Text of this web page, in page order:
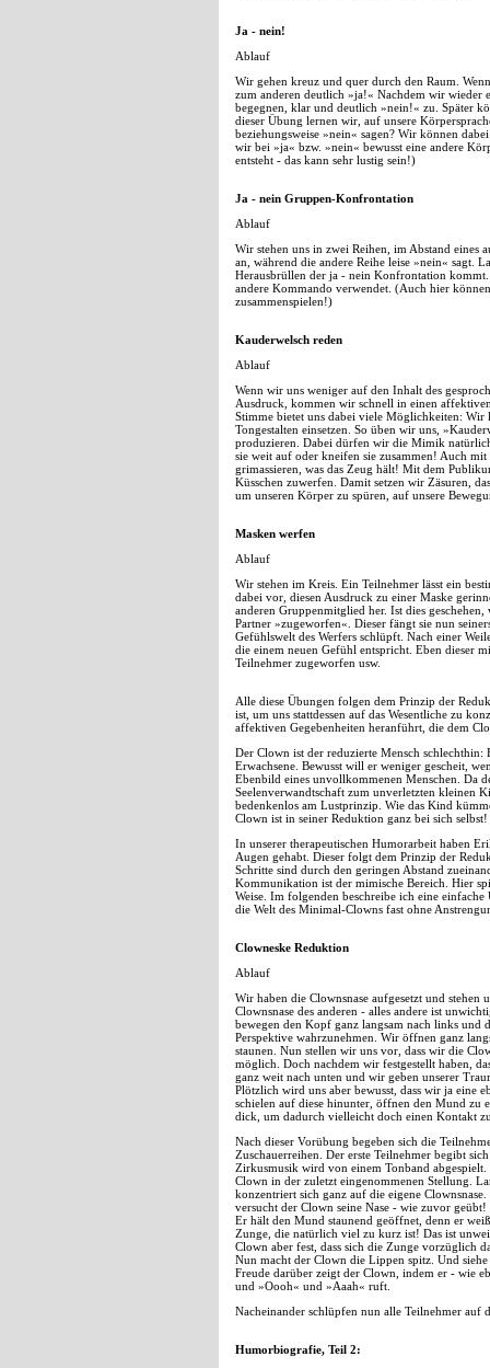
Ja - nein!
Ablauf
Wir gehen kreuz und quer durch den Raum.
zum anderen deutlich »ja!« Nachdem wir wieder
begegnen, klar und deutlich »nein!« zu. Später
dieser Übung lernen wir, auf unsere
beziehungsweise »nein« sagen? Wir können
wir bei »ja« bzw. »nein« bewusst eine andere
entsteht - das kann sehr lustig sein!)
Ja - nein Gruppen-Konfrontation
Ablauf
Wir stehen uns in zwei Reihen, im Abstand eines
an, während die andere Reihe leise »nein« sagt.
Herausbrüllen der ja - nein Konfrontation
andere Kommando verwendet. (Auch hier
zusammenspielen!)
Kauderwelsch reden
Ablauf
Wenn wir uns weniger auf den Inhalt des
Ausdruck, kommen wir schnell in einen
Stimme bietet uns dabei viele Möglichkeiten:
Tongestalten einsetzen. So üben wir uns,
produzieren. Dabei dürfen wir die Mimik
sie weit auf oder kneifen sie zusammen! Auch
grimassieren, was das Zeug hält! Mit dem
Küsschen zuwerfen. Damit setzen wir Zäsuren,
um unseren Körper zu spüren, auf unsere
Masken werfen
Ablauf
Wir stehen im Kreis. Ein Teilnehmer lässt ein
dabei vor, diesen Ausdruck zu einer Maske
anderen Gruppenmitglied her. Ist dies
Partner »zugeworfen«. Dieser fängt sie nun
Gefühlswelt des Werfers schlüpft. Nach einer
die einem neuen Gefühl entspricht. Eben dieser
Teilnehmer zugeworfen usw.
Alle diese Übungen folgen dem Prinzip der
ist, um uns stattdessen auf das Wesentliche zu
affektiven Gegebenheiten heranführt, die dem
Der Clown ist der reduzierte Mensch
Erwachsene. Bewusst will er weniger gescheit,
Ebenbild eines unvollkommenen Menschen. Da
Seelenverwandtschaft zum unverletzten kleinen
bedenkenlos am Lustprinzip. Wie das Kind
Clown ist in seiner Reduktion ganz bei sich selbst!
In unserer therapeutischen Humorarbeit haben
Augen gehabt. Dieser folgt dem Prinzip der
Schritte sind durch den geringen Abstand
Kommunikation ist der mimische Bereich. Hier
Weise. Im folgenden beschreibe ich eine
die Welt des Minimal-Clowns fast ohne
Clowneske Reduktion
Ablauf
Wir haben die Clownsnase aufgesetzt und
Clownsnase des anderen - alles andere ist
bewegen den Kopf ganz langsam nach links und
Perspektive wahrzunehmen. Wir öffnen ganz
staunen. Nun stellen wir uns vor, dass wir die
möglich. Doch nachdem wir festgestellt haben,
ganz weit nach unten und wir geben unserer
Plötzlich wird uns aber bewusst, dass wir ja eine
schielen auf diese hinunter, öffnen den Mund zu
dick, um dadurch vielleicht doch einen Kontakt
Nach dieser Vorübung begeben sich die
Zuschauerreihen. Der erste Teilnehmer begibt
Zirkusmusik wird von einem Tonband
Clown in der zuletzt eingenommenen Stellung.
konzentriert sich ganz auf die eigene
versucht der Clown seine Nase - wie zuvor
Er hält den Mund staunend geöffnet, denn er
Zunge, die natürlich viel zu kurz ist! Das ist
Clown aber fest, dass sich die Zunge vorzüglich
Nun macht der Clown die Lippen spitz. Und
Freude darüber zeigt der Clown, indem er - wie
und »Oooh« und »Aaah« ruft.
Nacheinander schlüpfen nun alle Teilnehmer auf
Humorbiografie, Teil 2: